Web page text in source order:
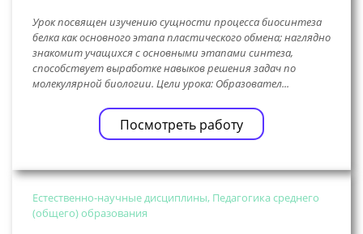
Урок посвящен изучению сущности процесса биосинтеза
белка как основного этапа пластического обмена; наглядно
знакомит учащихся с основными этапами синтеза,
способствует выработке навыков решения задач по
молекулярной биологии. Цели урока: Образовател...
Посмотреть работу
Естественно-научные дисциплины, Педагогика среднего
(общего) образования